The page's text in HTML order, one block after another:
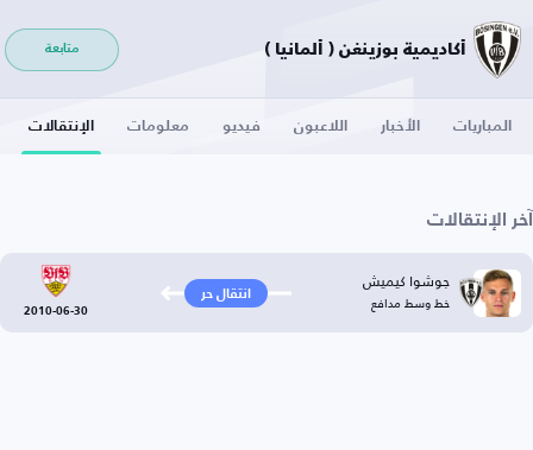
أكاديمية بوزينغن ( ألمانيا ) متابعة
المباريات الأخبار اللاعبون فيديو معلومات الإنتقالات
آخر الإنتقالات
جوشوا كيميش
خط وسط مدافع انتقال حر
2010-06-30